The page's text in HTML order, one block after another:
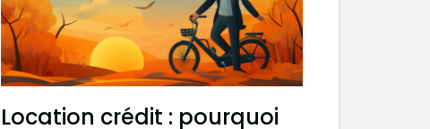
Location crédit : pourquoi